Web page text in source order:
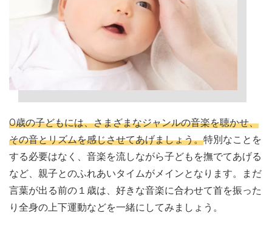
0歳の子どもには、さまざまなジャンルの音楽を聴かせ、
その音とリズムを感じさせてあげましょう。特別なことを
する必要はなく、音楽を流しながら子どもを撫でてあげる
など、親子とのふれあいタイムがメインとなります。まだ
言葉が出る前の１歳は、好きな音楽に合わせて首を振った
り全身の上下運動などを一緒にしてみましょう。